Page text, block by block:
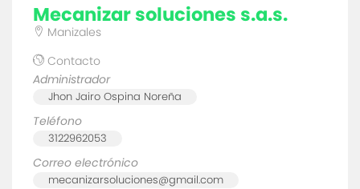
mecanizar soluciones s.a.s.
Manizales
Contacto
Administrador
Jhon Jairo Ospina Noreña
Teléfono
3122962053
Correo electrónico
mecanizarsoluciones@gmail.com